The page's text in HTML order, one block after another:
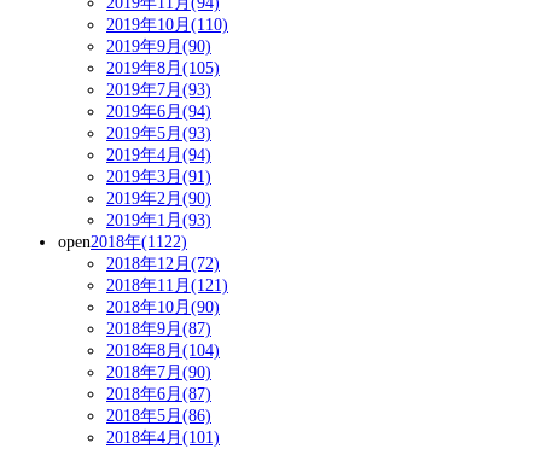
2019年10月(110)
2019年9月(90)
2019年8月(105)
2019年7月(93)
2019年6月(94)
2019年5月(93)
2019年4月(94)
2019年3月(91)
2019年2月(90)
2019年1月(93)
open2018年(1122)
2018年12月(72)
2018年11月(121)
2018年10月(90)
2018年9月(87)
2018年8月(104)
2018年7月(90)
2018年6月(87)
2018年5月(86)
2018年4月(101)